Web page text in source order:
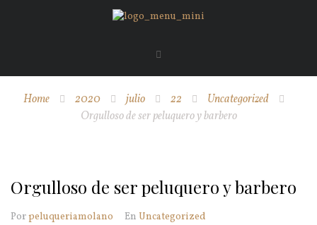
Home 2020 julio 22
Uncategorized
Orgulloso de ser peluquero y barbero
Orgulloso de ser peluquero y barbero
Porpeluqueriamolano En Uncategorized